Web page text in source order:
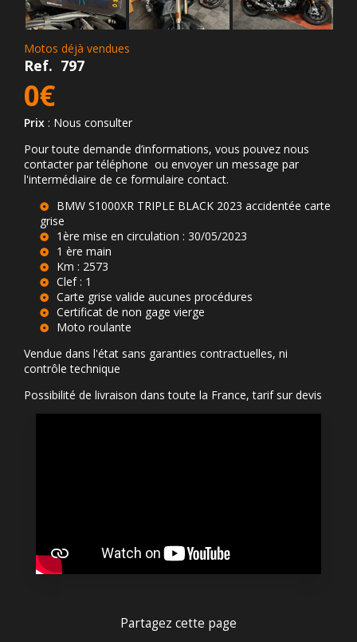
Motos déjà vendues
Ref. 797
0€
Prix : Nous consulter
Pour toute demande d’informations, vous pouvez nous
contacter par téléphone ou envoyer un message par
l'intermédiaire de ce formulaire contact.
BMW S1000XR TRIPLE BLACK 2023 accidentée carte
grise
1ère mise en circulation : 30/05/2023
1 ère main
Km : 2573
Clef : 1
Carte grise valide aucunes procédures
Certificat de non gage vierge
Moto roulante
Vendue dans l'état sans garanties contractuelles, ni
contrôle technique
Possibilité de livraison dans toute la France, tarif sur devis
Partagez cette page